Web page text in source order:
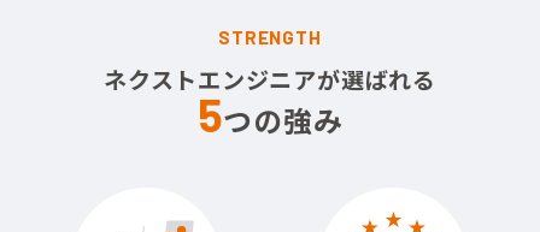
STRENGTH
ネクストエンジニアが選ばれる
5つの強み